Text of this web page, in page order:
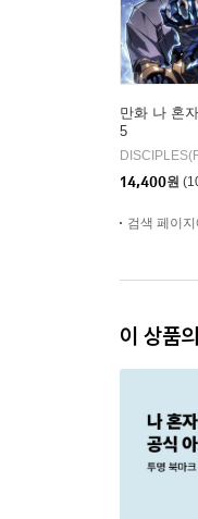
만화 나 혼
5
14,400원
검색 페이
이 상품